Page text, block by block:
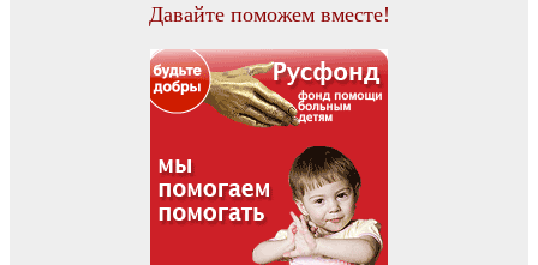
Давайте поможем вместе!